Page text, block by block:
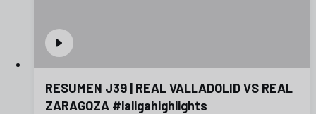
RESUMEN J39 | REAL VALLADOLID VS REAL
ZARAGOZA #laligahighlights